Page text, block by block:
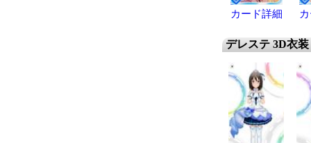
カード詳細
デレステ 3D衣装